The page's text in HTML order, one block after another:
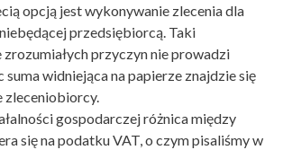
opcją jest wykonywanie zlecenia dla
przedsiębiorcą. Taki
zrozumiałych przyczyn nie prowadzi
suma widniejąca na papierze znajdzie się
zleceniobiorcy.
gospodarczej różnica między
się na podatku VAT, o czym pisaliśmy w